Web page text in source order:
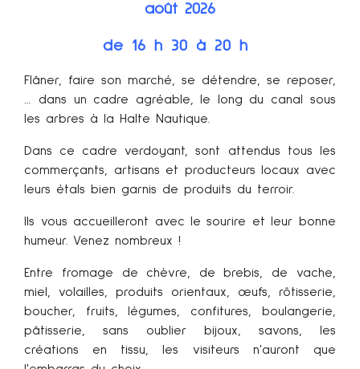
août 2026
de 16 h 30 à 20 h
Flâner, faire son marché, se détendre, se reposer,
… dans un cadre agréable, le long du canal sous
les arbres à la Halte Nautique.
Dans ce cadre verdoyant, sont attendus tous les
commerçants, artisans et producteurs locaux avec
leurs étals bien garnis de produits du terroir.
Ils vous accueilleront avec le sourire et leur bonne
humeur. Venez nombreux !
Entre fromage de chèvre, de brebis, de vache,
miel, volailles, produits orientaux, œufs, rôtisserie,
boucher, fruits, légumes, confitures, boulangerie,
pâtisserie, sans oublier bijoux, savons, les
créations en tissu, les visiteurs n'auront que